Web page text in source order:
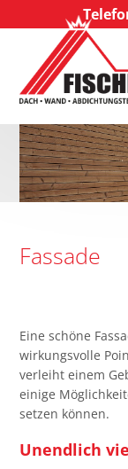
Fassade
Eine schöne
wirkungsvolle
verleiht einem
einige
setzen können.
Unendlich